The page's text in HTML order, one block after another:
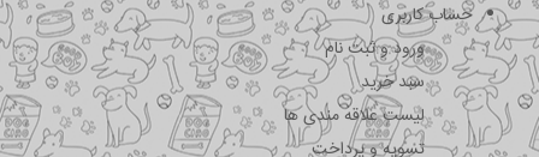
حساب کاربری
ورود و ثبت نام
سبد خرید
لیست علاقه مندی ها
تسویه و پرداخت